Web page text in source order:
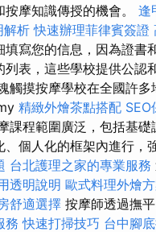
摩知識傳授的機會。 逢
解析 快速辦理菲律賓簽證
填寫您的信息，因為證
表，這些學校提供公認
觸摸按摩學校在全國許
精緻外燴茶點搭配
課程範圍廣泛，包括基礎
、個人化的框架內進行，
台北護理之家的專業服務
透明說明 歐式料理外燴
舒適選擇 按摩師透過撫
務 快速打掃技巧 台中腳